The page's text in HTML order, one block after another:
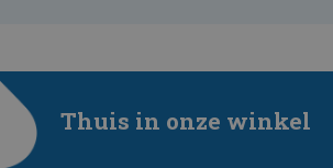
Thuis in onze winkel